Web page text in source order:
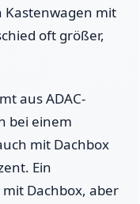
Kastenwagen mit
oft größer,
aus ADAC-
bei einem
mit Dachbox
Ein
Dachbox, aber